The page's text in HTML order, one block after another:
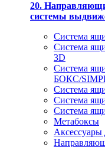
20.
системы
Система
Система
3D
Система
БОКС/
Система
Система
Система
Метабоксы
Аксессуары